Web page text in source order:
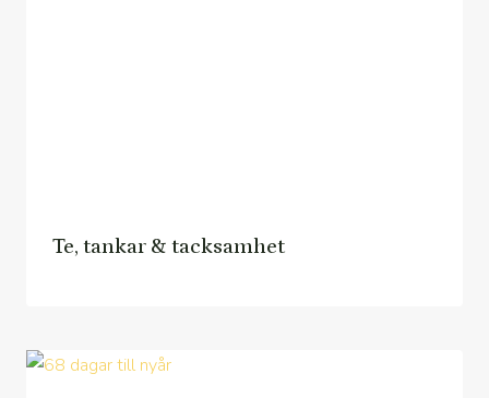
Te, tankar & tacksamhet